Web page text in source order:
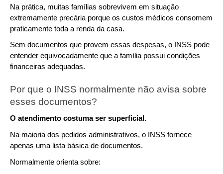
Na prática, muitas famílias sobrevivem em situação
extremamente precária porque os custos médicos consomem
praticamente toda a renda da casa.
Sem documentos que provem essas despesas, o INSS pode
entender equivocadamente que a família possui condições
financeiras adequadas.
Por que o INSS normalmente não avisa sobre
esses documentos?
O atendimento costuma ser superficial.
Na maioria dos pedidos administrativos, o INSS fornece
apenas uma lista básica de documentos.
Normalmente orienta sobre: